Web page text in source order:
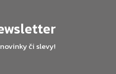
či slevy!